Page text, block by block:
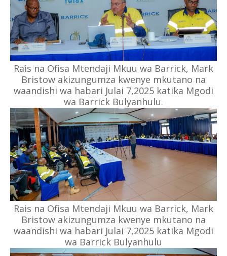
Rais na Ofisa Mtendaji Mkuu wa Barrick, Mark
Bristow akizungumza kwenye mkutano na
waandishi wa habari Julai 7,2025 katika Mgodi
wa Barrick Bulyanhulu.
Rais na Ofisa Mtendaji Mkuu wa Barrick, Mark
Bristow akizungumza kwenye mkutano na
waandishi wa habari Julai 7,2025 katika Mgodi
wa Barrick Bulyanhulu